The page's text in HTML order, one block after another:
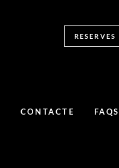
RESERVES
CONTACTE FAQS